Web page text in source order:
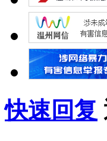
快速回复